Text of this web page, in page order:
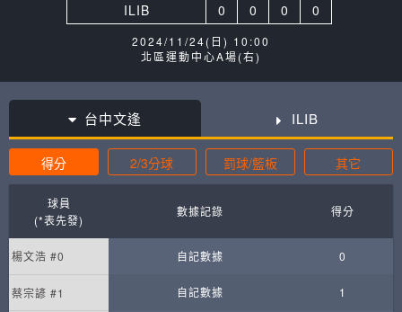
ILIB
0 0 0 0
2024/11/24(日) 10:00
北區運動中心A場(右)
台中文逢 ILIB
得分 2/3分球 罰球/籃板 其它
球員
(*表先發)
數據記錄 得分
楊文浩 #0 自記數據 0
蔡宗諺 #1 自記數據 1